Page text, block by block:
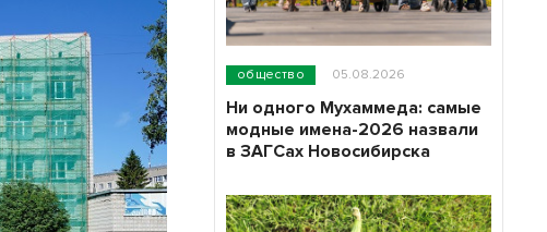
общество 05.08.2026
Ни одного Мухаммеда: самые
модные имена-2026 назвали
в ЗАГСах Новосибирска